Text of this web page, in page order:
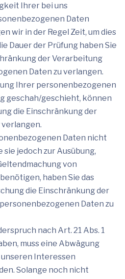
Ihrer bei uns
Daten
wir in der Regel Zeit, um dies
Dauer der Prüfung haben Sie
der Verarbeitung
Daten zu verlangen.
Ihrer personenbezogenen
geschah/geschieht, können
die Einschränkung der
Daten nicht
sie jedoch zur Ausübung,
von
haben Sie das
die Einschränkung der
Daten zu
nach Art. 21 Abs. 1
muss eine Abwägung
Interessen
Solange noch nicht